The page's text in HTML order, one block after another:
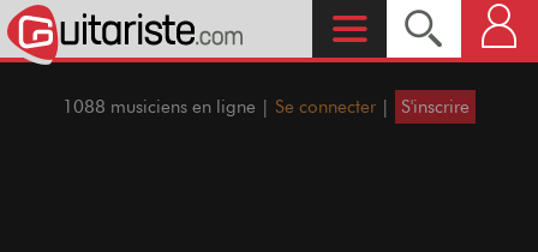
1088 musiciens en ligne | Se connecter | S'inscrire